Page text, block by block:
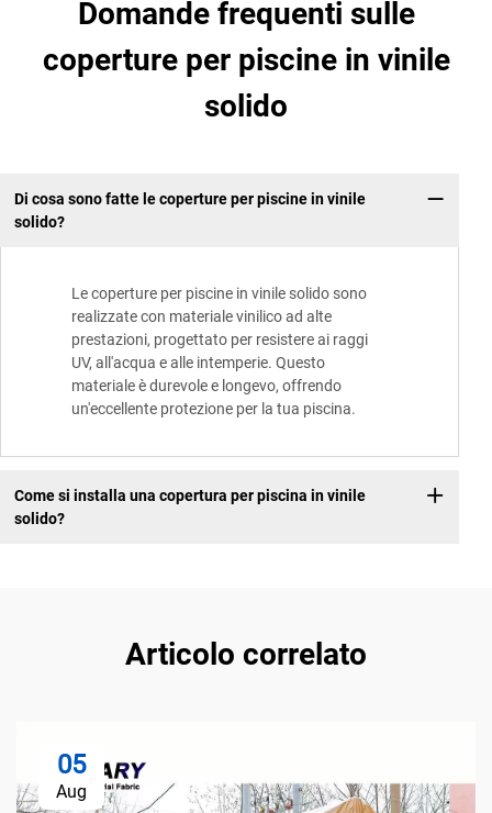
Domande frequenti sulle
coperture per piscine in vinile
solido
Di cosa sono fatte le coperture per piscine in vinile
solido?
Le coperture per piscine in vinile solido sono
realizzate con materiale vinilico ad alte
prestazioni, progettato per resistere ai raggi
UV, all'acqua e alle intemperie. Questo
materiale è durevole e longevo, offrendo
un'eccellente protezione per la tua piscina.
Come si installa una copertura per piscina in vinile
solido?
Articolo correlato
05
Aug